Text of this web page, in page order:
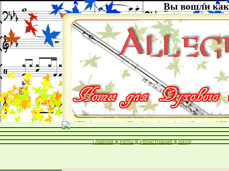
Вы вошли как
Главная » Ноты » Регистрация » Вход